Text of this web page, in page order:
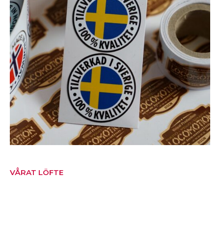
VÅRAT LÖFTE